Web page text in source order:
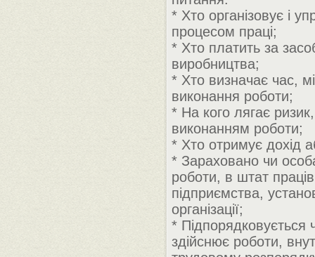
* Хто організовує і
процесом праці;
* Хто платить за
виробництва;
* Хто визначає час,
виконання роботи;
* На кого лягає
виконанням роботи;
* Хто отримує дохід
* Зараховано чи
роботи, в штат
підприємства,
організації;
* Підпорядковується
здійснює роботи,